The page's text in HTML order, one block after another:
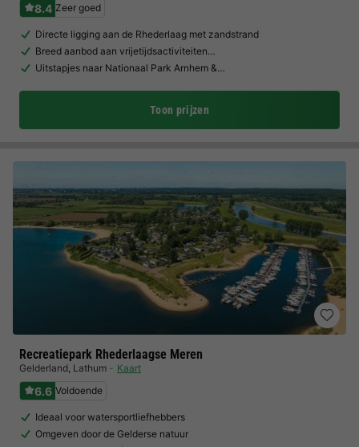
8.4 Zeer goed
Directe ligging aan de Rhederlaag met zandstrand
Breed aanbod aan vrijetijdsactiviteiten…
Uitstapjes naar Nationaal Park Arnhem &…
Toon prijzen
Recreatiepark Rhederlaagse Meren
Gelderland, Lathum Kaart
6.6 Voldoende
Ideaal voor watersportliefhebbers
Omgeven door de Gelderse natuur